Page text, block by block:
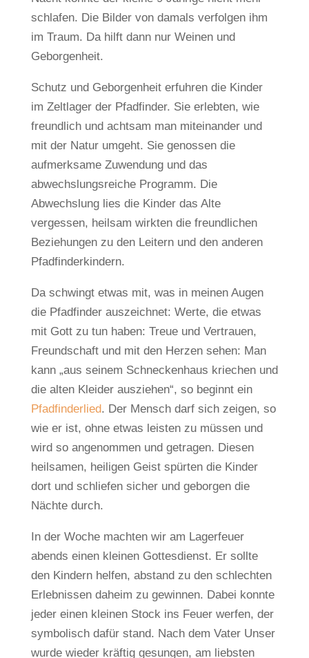
schlafen. Die Bilder von damals verfolgen ihm
im Traum. Da hilft dann nur Weinen und
Geborgenheit.
Schutz und Geborgenheit erfuhren die Kinder
im Zeltlager der Pfadfinder. Sie erlebten, wie
freundlich und achtsam man miteinander und
mit der Natur umgeht. Sie genossen die
aufmerksame Zuwendung und das
abwechslungsreiche Programm. Die
Abwechslung lies die Kinder das Alte
vergessen, heilsam wirkten die freundlichen
Beziehungen zu den Leitern und den anderen
Pfadfinderkindern.
Da schwingt etwas mit, was in meinen Augen
die Pfadfinder auszeichnet: Werte, die etwas
mit Gott zu tun haben: Treue und Vertrauen,
Freundschaft und mit den Herzen sehen: Man
kann „aus seinem Schneckenhaus kriechen und
die alten Kleider ausziehen“, so beginnt ein
Pfadfinderlied. Der Mensch darf sich zeigen, so
wie er ist, ohne etwas leisten zu müssen und
wird so angenommen und getragen. Diesen
heilsamen, heiligen Geist spürten die Kinder
dort und schliefen sicher und geborgen die
Nächte durch.
In der Woche machten wir am Lagerfeuer
abends einen kleinen Gottesdienst. Er sollte
den Kindern helfen, abstand zu den schlechten
Erlebnissen daheim zu gewinnen. Dabei konnte
jeder einen kleinen Stock ins Feuer werfen, der
symbolisch dafür stand. Nach dem Vater Unser
wurde wieder kräftig gesungen, am liebsten